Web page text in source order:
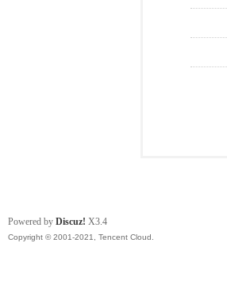
Powered by Discuz! X3.4
Copyright © 2001-2021, Tencent Cloud.